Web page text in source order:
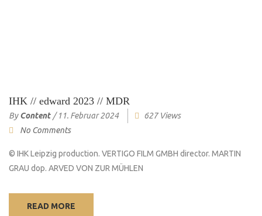
IHK // edward 2023 // MDR
By Content /11. Februar 2024
627 Views
No Comments
© IHK Leipzig production. VERTIGO FILM GMBH director. MARTIN
GRAU dop. ARVED VON ZUR MÜHLEN
READ MORE